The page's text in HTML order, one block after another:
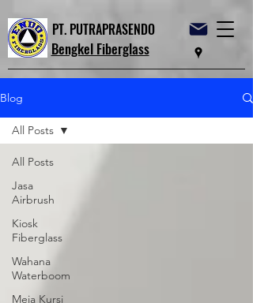
PT. PUTRAPRASENDO
Bengkel Fiberglass
Blog
All Posts
Jasa
Airbrush
Kiosk
Fiberglass
Wahana
Waterboom
Meja Kursi
All Posts